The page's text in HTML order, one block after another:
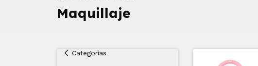
Maquillaje
Categorìas